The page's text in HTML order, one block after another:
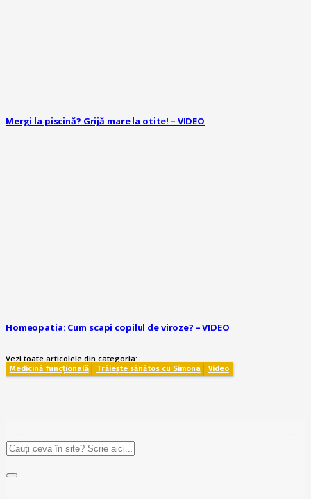
Mergi la piscină? Grijă mare la otite! – VIDEO
Homeopatia: Cum scapi copilul de viroze? – VIDEO
Vezi toate articolele din categoria:
Medicină funcțională Trăiește sănătos cu Simona Video